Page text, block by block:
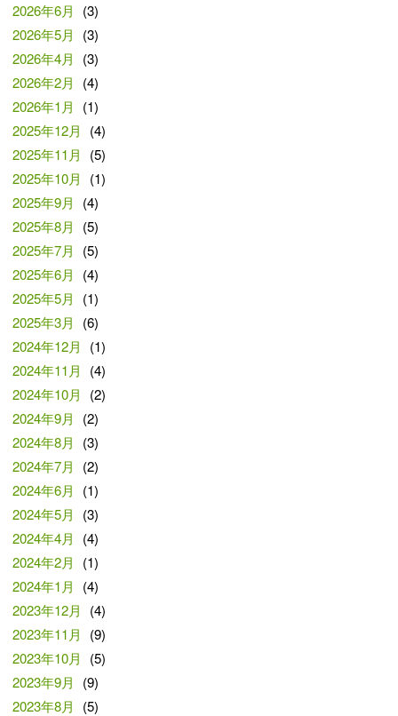
2026年6月
(3)
2026年5月
(3)
2026年4月
(3)
2026年2月
(4)
2026年1月
(1)
2025年12月
(4)
2025年11月
(5)
2025年10月
(1)
2025年9月
(4)
2025年8月
(5)
2025年7月
(5)
2025年6月
(4)
2025年5月
(1)
2025年3月
(6)
2024年12月
(1)
2024年11月
(4)
2024年10月
(2)
2024年9月
(2)
2024年8月
(3)
2024年7月
(2)
2024年6月
(1)
2024年5月
(3)
2024年4月
(4)
2024年2月
(1)
2024年1月
(4)
2023年12月
(4)
2023年11月
(9)
2023年10月
(5)
2023年9月
(9)
2023年8月
(5)